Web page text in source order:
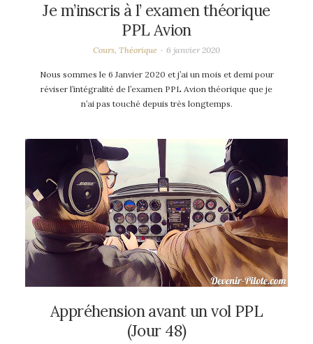
Je m’inscris à l’ examen théorique
PPL Avion
Cours, Théorique 6 janvier 2020
Nous sommes le 6 Janvier 2020 et j’ai un mois et demi pour
réviser l’intégralité de l’examen PPL Avion théorique que je
n’ai pas touché depuis très longtemps.
Appréhension avant un vol PPL
(Jour 48)